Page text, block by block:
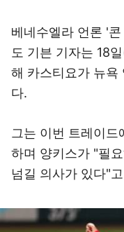
베네수엘라 언론 '
도 기븐 기자는 18
해 카스티요가 뉴욕
다.
그는 이번 트레이드
하며 양키스가 "필
넘길 의사가 있다"